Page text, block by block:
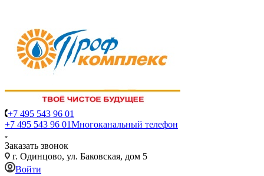
+7 495 543 96 01
+7 495 543 96 01Многоканальный телефон
Заказать звонок
г. Одинцово, ул. Баковская, дом 5
Войти